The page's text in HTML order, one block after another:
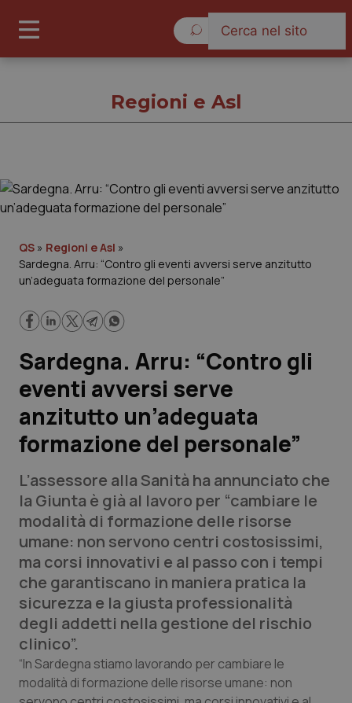
Governo e Parlamento
Regioni e Asl
Lavoro e Professioni
Scienza e Farmaci
Studi e Analisi
Lettere al direttore
Edizioni Regionali
QS Pro
Professionisti Sanitari.AI
Abruzzo
Basilicata
QS Pro Gold
Artrite & artrosi
QS Club Newsletter
Regioni e Asl
QS » Regioni e Asl »
Sardegna. Arru: “Contro gli eventi avversi serve anzitutto
un’adeguata formazione del personale”
Sardegna. Arru: “Contro gli
eventi avversi serve
anzitutto un’adeguata
formazione del personale”
L’assessore alla Sanità ha annunciato che
la Giunta è già al lavoro per “cambiare le
modalità di formazione delle risorse
umane: non servono centri costosissimi,
ma corsi innovativi e al passo con i tempi
che garantiscano in maniera pratica la
sicurezza e la giusta professionalità
degli addetti nella gestione del rischio
clinico”.
“In Sardegna stiamo lavorando per cambiare le
modalità di formazione delle risorse umane: non